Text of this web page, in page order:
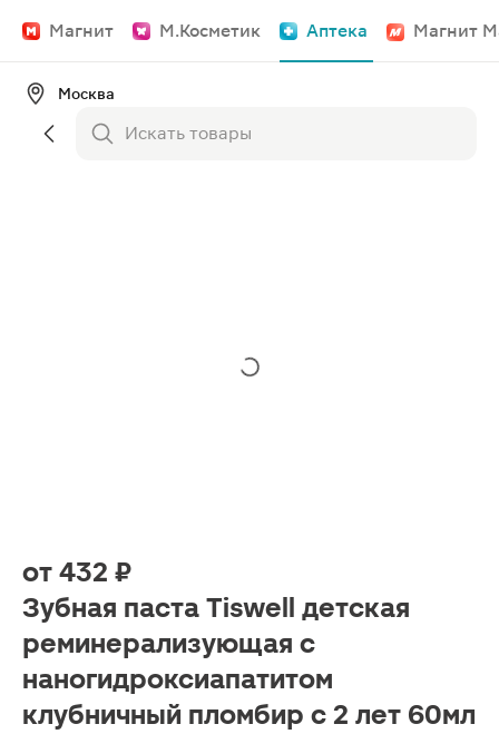
Магнит М.Косметик Аптека Магнит
Москва
от 432 ₽
Зубная паста Tiswell детская
реминерализующая с
наногидроксиапатитом
клубничный пломбир с 2 лет 60мл